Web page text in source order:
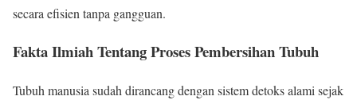
secara efisien tanpa gangguan.
Fakta Ilmiah Tentang Proses Pembersihan Tubuh
Tubuh manusia sudah dirancang dengan sistem detoks alami sejak